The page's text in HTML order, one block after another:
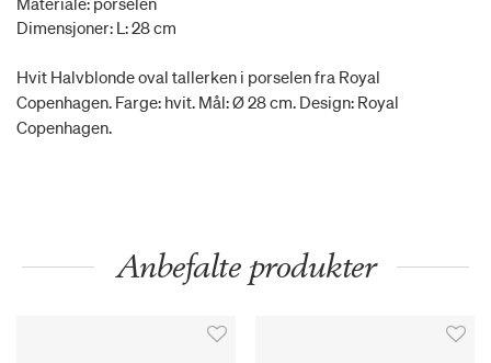
Dimensjoner: L: 28 cm
Hvit Halvblonde oval tallerken i porselen fra Royal
Copenhagen. Farge: hvit. Mål: Ø 28 cm. Design: Royal
Copenhagen.
Anbefalte produkter